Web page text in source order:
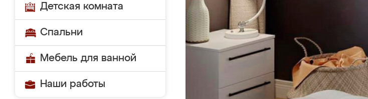
Детская комната
Спальни
Мебель для ванной
Наши работы